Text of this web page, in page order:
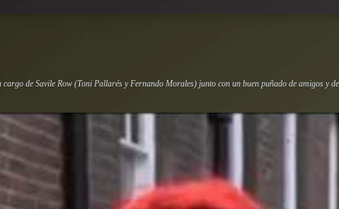
de Savile Row (Toni Pallarés y Fernando Morales) junto con un buen puñado de amigos y